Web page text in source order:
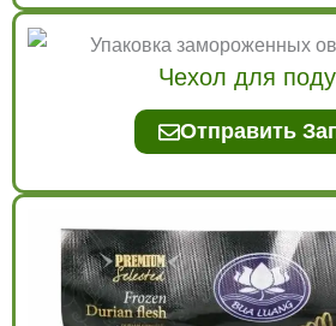
Чехол для
Отправить